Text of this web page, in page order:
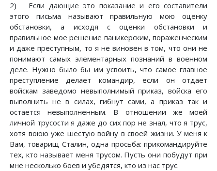
2) Если дающие это показание и его составители
этого письма называют правильную мою оценку
обстановки, а исходя с оценки обстановки и
правильное мое решение паникерским, пораженческим
и даже преступным, то я не виновен в том, что они не
понимают самых элементарных познаний в военном
деле. Нужно было бы им усвоить, что самое главное
преступление делает командир, если он отдает
войскам заведомо невыполнимый приказ, войска его
выполнить не в силах, гибнут сами, а приказ так и
остается невыполненным. В отношении же моей
личной трусости я даже до сих пор не знал, что я трус,
хотя воюю уже шестую войну в своей жизни. У меня к
Вам, товарищ Сталин, одна просьба: прикомандируйте
тех, кто называет меня трусом. Пусть они побудут при
мне несколько боев и убедятся, кто из нас трус.